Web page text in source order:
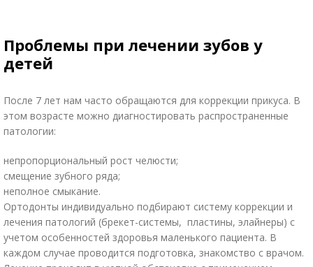
Проблемы при лечении зубов у
детей
После 7 лет нам часто обращаются для коррекции прикуса. В
этом возрасте можно диагностировать распространенные
патологии:
непропорциональный рост челюсти;
смещение зубного ряда;
неполное смыкание.
Ортодонты индивидуально подбирают систему коррекции и
лечения патологий (брекет-системы, пластины, элайнеры) с
учетом особенностей здоровья маленького пациента. В
каждом случае проводится подготовка, знакомство с врачом.